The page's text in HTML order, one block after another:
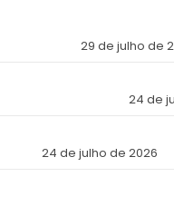
29 de julho de
24 de
24 de julho de 2026